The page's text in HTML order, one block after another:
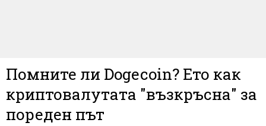
Помните ли Dogecoin? Ето как
криптовалутата "възкръсна" за
пореден път